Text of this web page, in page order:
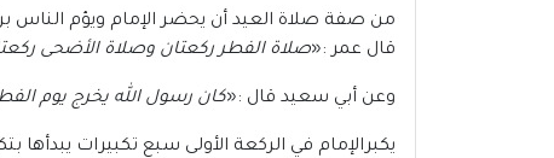
من صفة صلاة العيد أن يحضر الإمام ويؤم الناس
قال عمر :«صلاة الفطر ركعتان وصلاة الأضحى
وعن أبي سعيد قال :«كان رسول الله يخرج يوم
يكبرالإمام في الركعة الأولى سبع تكبيرات